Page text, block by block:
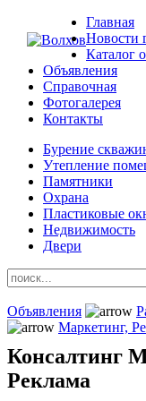
Главная
Новости
Каталог
Объявления
Справочная
Фотогалерея
Контакты
Бурение
Утепление
Памятники
Охрана
Пластиковые
Недвижимость
Двери
Объявления
Маркетинг,
Консалтинг
Реклама